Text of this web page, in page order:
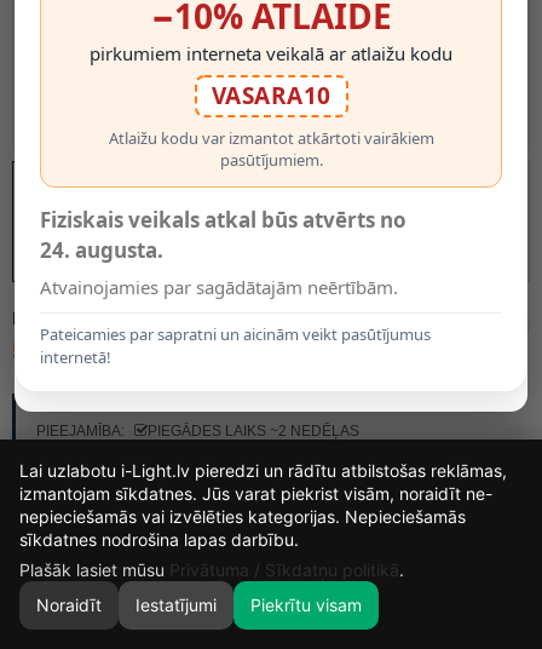
0
MODELIS:
542.73€
PIEEJAMĪBA:
PIEGĀDES LAIKS ~2 NEDĒĻAS
−10% ATLAIDE
pirkumiem interneta veikalā ar atlaižu kodu
VASARA10
Atlaižu kodu var izmantot atkārtoti vairākiem
pasūtījumiem.
Fiziskais veikals atkal būs atvērts no
24. augusta.
Atvainojamies par sagādātajām neērtībām.
Pateicamies par sapratni un aicinām veikt pasūtījumus
internetā!
15
DIENAS
20
STUNDAS
52
MIN.
5
Lai uzlabotu i-Light.lv pieredzi un rādītu atbilstošas reklāmas,
izmantojam sīkdatnes. Jūs varat piekrist visām, noraidīt ne-
nepieciešamās vai izvēlēties kategorijas. Nepieciešamās
sīkdatnes nodrošina lapas darbību.
Plašāk lasiet mūsu Privātuma / Sīkdatņu politikā.
Noraidīt
Iestatījumi Piekrītu visam